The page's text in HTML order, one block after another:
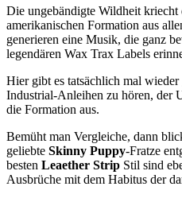
Die ungebändigte Wildheit kriecht
amerikanischen Formation aus
generieren eine Musik, die ganz
legendären Wax Trax Labels
Hier gibt es tatsächlich mal
Industrial-Anleihen zu hören, der
die Formation aus.
Bemüht man Vergleiche, dann
geliebte Skinny Puppy-Fratze
besten Leaether Strip Stil sind
Ausbrüche mit dem Habitus der